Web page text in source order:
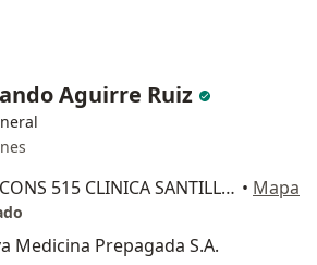
Aguirre Ruiz
CRA 46 # 9C‐85 CONS 515 CLINICA SANTILLANA, Cali • Mapa
Medicina Prepagada S.A.